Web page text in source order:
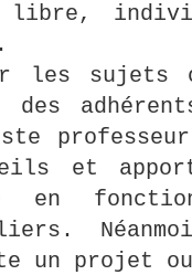
libre,
les sujets
des
et
en
un projet